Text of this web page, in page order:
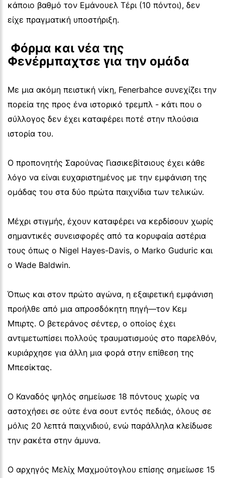
κάποιο βαθμό τον Εμάνουελ Τέρι (10 πόντοι), δεν
είχε πραγματική υποστήριξη.
Φενέρμπαχτσε για την ομάδα
Με μια ακόμη πειστική νίκη, Fenerbahce συνεχίζει την
πορεία της προς ένα ιστορικό τρεμπλ - κάτι που ο
σύλλογος δεν έχει καταφέρει ποτέ στην πλούσια
ιστορία του.
Ο προπονητής Σαρούνας Γιασικεβίτσιους έχει κάθε
λόγο να είναι ευχαριστημένος με την εμφάνιση της
ομάδας του στα δύο πρώτα παιχνίδια των τελικών.
Μέχρι στιγμής, έχουν καταφέρει να κερδίσουν χωρίς
σημαντικές συνεισφορές από τα κορυφαία αστέρια
τους όπως ο Nigel Hayes-Davis, ο Marko Guduric και
ο Wade Baldwin.
Όπως και στον πρώτο αγώνα, η εξαιρετική εμφάνιση
προήλθε από μια απροσδόκητη πηγή—τον Κεμ
Μπιρτς. Ο βετεράνος σέντερ, ο οποίος έχει
αντιμετωπίσει πολλούς τραυματισμούς στο παρελθόν,
κυριάρχησε για άλλη μια φορά στην επίθεση της
Μπεσίκτας.
Ο Καναδός ψηλός σημείωσε 18 πόντους χωρίς να
αστοχήσει σε ούτε ένα σουτ εντός πεδιάς, όλους σε
μόλις 20 λεπτά παιχνιδιού, ενώ παράλληλα κλείδωσε
την ρακέτα στην άμυνα.
Ο αρχηγός Μελίχ Μαχμούτογλου επίσης σημείωσε 15